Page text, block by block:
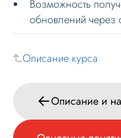
Возможность
обновлений через
Описание курса
Описание и